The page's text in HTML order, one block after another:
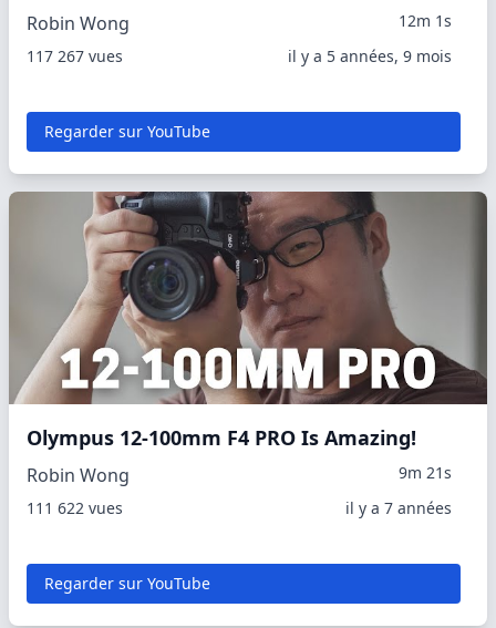
Robin Wong
12m 1s
117 267 vues
il y a 5 années, 9 mois
Regarder sur YouTube
Olympus 12-100mm F4 PRO Is Amazing!
Robin Wong
9m 21s
111 622 vues
il y a 7 années
Regarder sur YouTube